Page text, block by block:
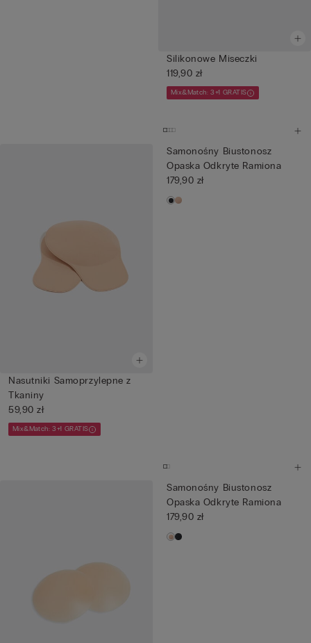
Silikonowe Miseczki
119,90 zł
Mix&Match: 3+1 GRATIS
Nasutniki Samoprzylepne z
Tkaniny
59,90 zł
Mix&Match: 3+1 GRATIS
Samonośny Biustonosz
Opaska Odkryte Ramiona
179,90 zł
Samonośny Biustonosz
Opaska Odkryte Ramiona
179,90 zł